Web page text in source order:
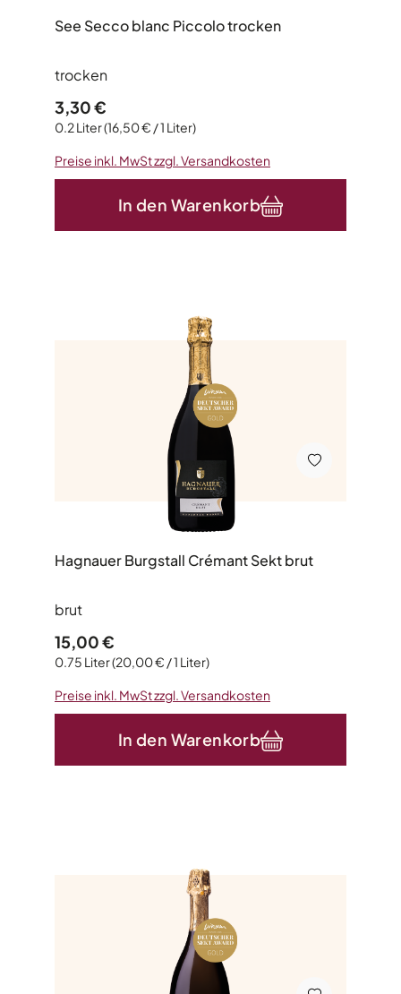
See Secco blanc Piccolo trocken
trocken
0.2 Liter(16,50 € / 1 Liter)
Regulärer Preis:
3,30 €
Preise inkl. MwSt zzgl. Versandkosten
In den Warenkorb
Hagnauer Burgstall Crémant Sekt brut
brut
0.75 Liter(20,00 € / 1 Liter)
Regulärer Preis:
15,00 €
Preise inkl. MwSt zzgl. Versandkosten
In den Warenkorb